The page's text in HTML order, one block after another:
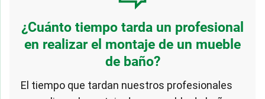
¿Cuánto tiempo tarda un profesional
en realizar el montaje de un mueble
de baño?
El tiempo que tardan nuestros profesionales